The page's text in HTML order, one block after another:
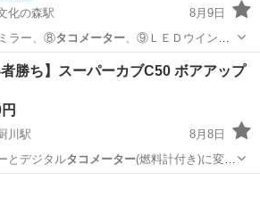
化の森駅
8月9日
ラー、⑧タコメーター、⑨ＬＥＤウインカ
森駅
勝ち】スーパーカブC50 ボアアップ
川駅
8月8日
とデジタルタコメーター(燃料計付き)に変